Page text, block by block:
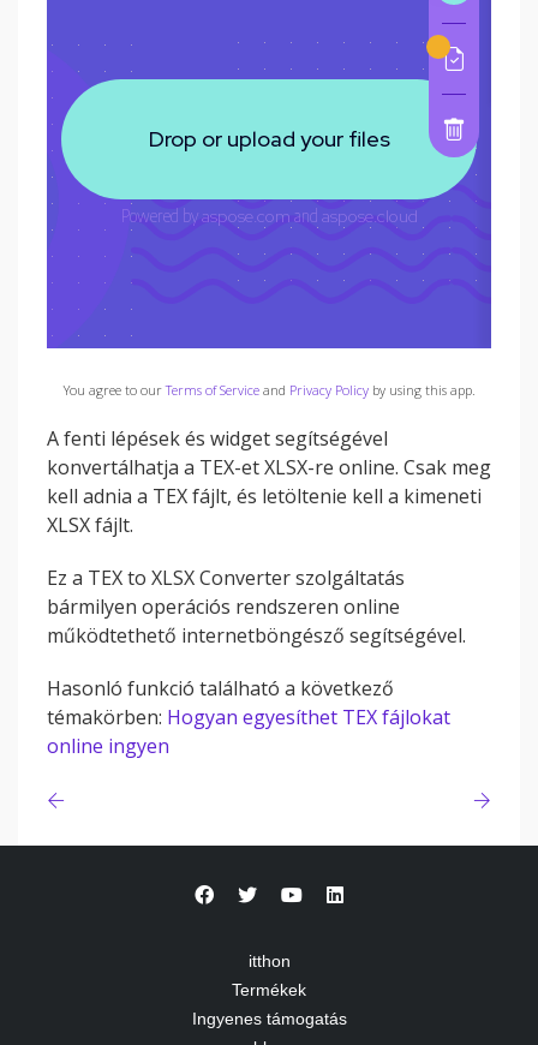
You agree to ourTerms of Serviceand Privacy Policyby using this app.
A fenti lépések és widget segítségével
konvertálhatja a TEX-et XLSX-re online. Csak meg
kell adnia a TEX fájlt, és letöltenie kell a kimeneti
XLSX fájlt.
Ez a TEX to XLSX Converter szolgáltatás
bármilyen operációs rendszeren online
működtethető internetböngésző segítségével.
Hasonló funkció található a következő
témakörben: Hogyan egyesíthet TEX fájlokat
online ingyen
itthon
Termékek
Ingyenes támogatás